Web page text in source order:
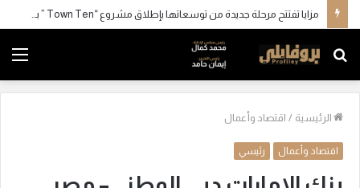
مزايا تفتتح مرحلة جديدة من توسعاتها بإطلاق مشروع “Town Ten ” بعرابي الجديدة بمدينة العبور
بحث
عن
الرئيسية / اقتصاد وأعمال
اقتصاد وأعمال رئيسي